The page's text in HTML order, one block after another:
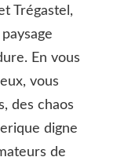
Trégastel,
En vous
vous
des chaos
digne
de